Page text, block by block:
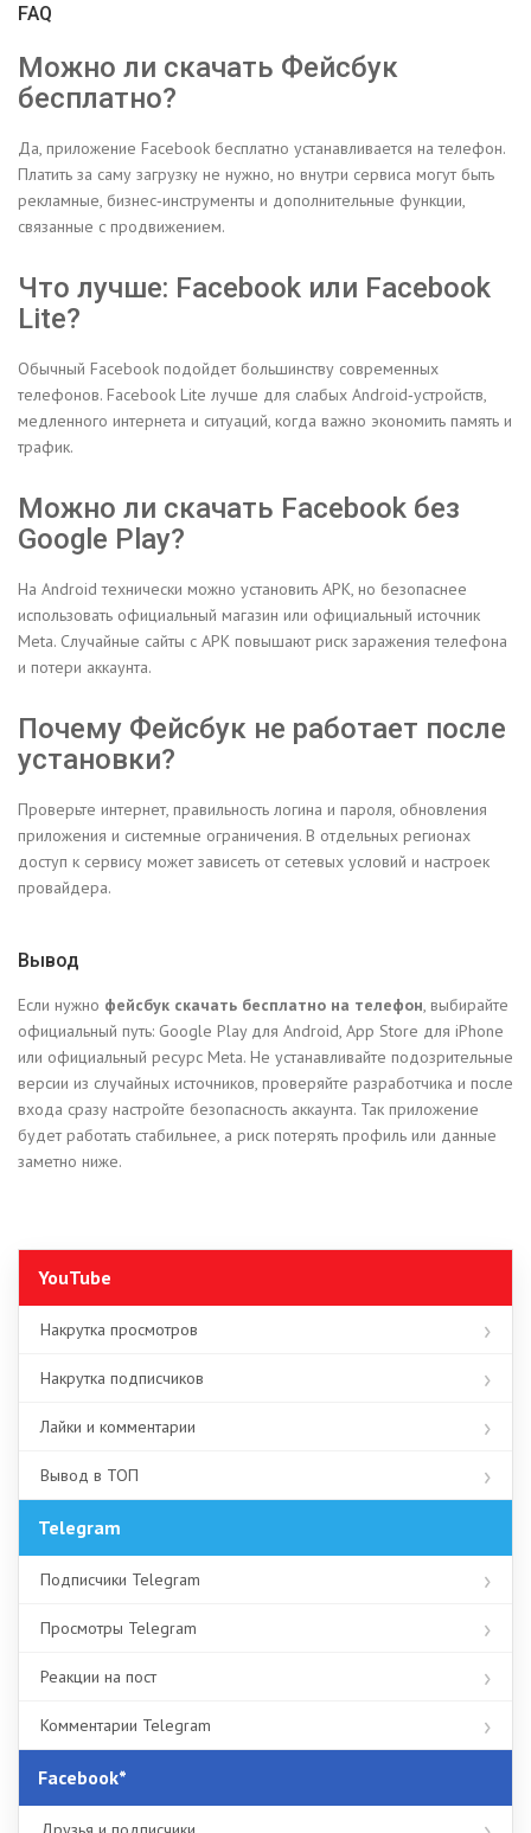
FAQ
Можно ли скачать Фейсбук
бесплатно?
Да, приложение Facebook бесплатно устанавливается на телефон.
Платить за саму загрузку не нужно, но внутри сервиса могут быть
рекламные, бизнес‑инструменты и дополнительные функции,
связанные с продвижением.
Что лучше: Facebook или Facebook
Lite?
Обычный Facebook подойдет большинству современных
телефонов. Facebook Lite лучше для слабых Android‑устройств,
медленного интернета и ситуаций, когда важно экономить память и
трафик.
Можно ли скачать Facebook без
Google Play?
На Android технически можно установить APK, но безопаснее
использовать официальный магазин или официальный источник
Meta. Случайные сайты с APK повышают риск заражения телефона
и потери аккаунта.
Почему Фейсбук не работает после
установки?
Проверьте интернет, правильность логина и пароля, обновления
приложения и системные ограничения. В отдельных регионах
доступ к сервису может зависеть от сетевых условий и настроек
провайдера.
Вывод
Если нужно фейсбук скачать бесплатно на телефон, выбирайте
официальный путь: Google Play для Android, App Store для iPhone
или официальный ресурс Meta. Не устанавливайте подозрительные
версии из случайных источников, проверяйте разработчика и после
входа сразу настройте безопасность аккаунта. Так приложение
будет работать стабильнее, а риск потерять профиль или данные
заметно ниже.
YouTube
Накрутка просмотров
Накрутка подписчиков
Лайки и комментарии
Вывод в ТОП
Telegram
Подписчики Telegram
Просмотры Telegram
Реакции на пост
Комментарии Telegram
Facebook*